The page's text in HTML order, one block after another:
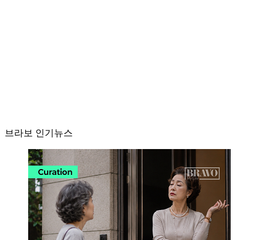
브라보 인기뉴스